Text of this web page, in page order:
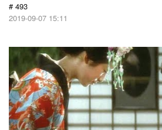
# 493
2019-09-07 15:11